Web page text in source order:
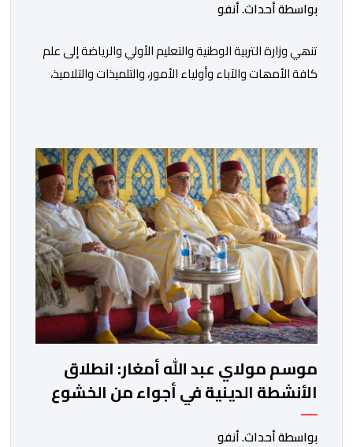
بواسطة أحداث. أنفو
تنھي وزارة التربیة الوطنیة والتعلیم الأولي والریاضة إلى علم
كافة الأمھات والآباء وأولیاء الأمور، والتلمیذات والتلامیذ،
المحدد سلفا طبقا لمقتضیات المقرر الوزاري رقم 047.26
الصادر بتاریخ 3 یولیوز 2026 بشأن تنظیم السنة الدراسیة.
وأوضحت الوزارة، في بلاغ، أن أطر […]
موسم مولاي عبد الله أمغار: انطلاق
الأنشطة الدينية في أجواء من الخشوع
الروحي
بواسطة أحداث. أنفو